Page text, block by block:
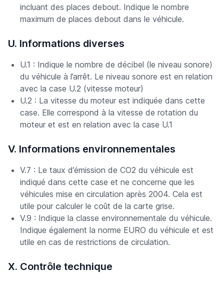
incluant des places debout. Indique le nombre
maximum de places debout dans le véhicule.
U. Informations diverses
U.1 : Indique le nombre de décibel (le niveau sonore)
du véhicule à l’arrêt. Le niveau sonore est en relation
avec la case U.2 (vitesse moteur)
U.2 : La vitesse du moteur est indiquée dans cette
case. Elle correspond à la vitesse de rotation du
moteur et est en relation avec la case U.1
V. Informations environnementales
V.7 : Le taux d’émission de CO2 du véhicule est
indiqué dans cette case et ne concerne que les
véhicules mise en circulation après 2004. Cela est
utile pour calculer le coût de la carte grise.
V.9 : Indique la classe environnementale du véhicule.
Indique également la norme EURO du véhicule et est
utile en cas de restrictions de circulation.
X. Contrôle technique